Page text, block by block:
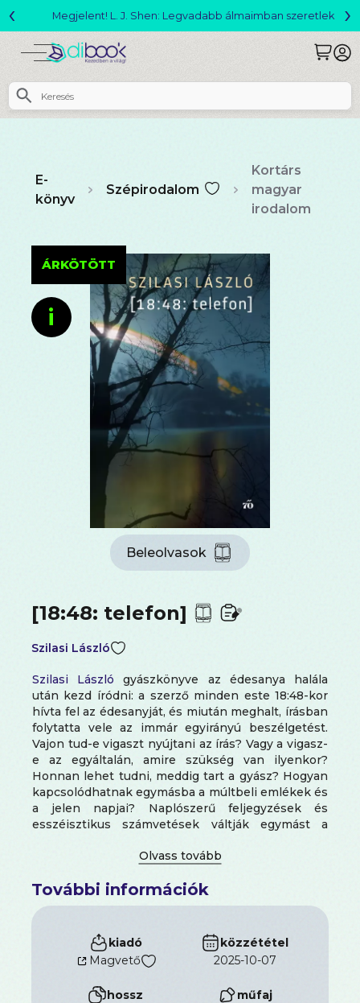
Megjelent! L. J. Shen: Legvadabb álmaimban szeretlek
‹ ›
E-
könyv
Szépirodalom
Kortárs
magyar
irodalom
ÁRKÖTÖTT
i
Beleolvasok
[18:48: telefon]
Szilasi László
Szilasi László gyászkönyve az édesanya halála
után kezd íródni: a szerző minden este 18:48-kor
hívta fel az édesanyját, és miután meghalt, írásban
folytatta vele az immár egyirányú beszélgetést.
Vajon tud-e vigaszt nyújtani az írás? Vagy a vigasz-
e az egyáltalán, amire szükség van ilyenkor?
Honnan lehet tudni, meddig tart a gyász? Hogyan
kapcsolódhatnak egymásba a múltbeli emlékek és
a jelen napjai? Naplószerű feljegyzések és
esszéisztikus számvetések váltják egymást a
vallásosságától ihletetten minden eseményben a
További információk
kiadó
Magvető
közzététel
2025-10-07
hossz
műfaj